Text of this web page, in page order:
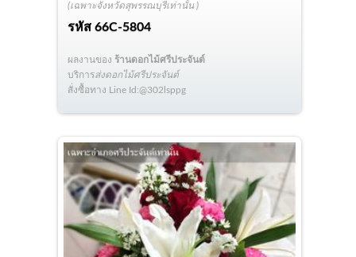
(เฉพาะจังหวัดสุพรรณบุรีเท่านั้น )
รหัส66C-5804
ผลงานของ ร้านดอกไม้ศรีประจันต์
บริการส่งดอกไม้ศรีประจันต์
สั่งซื้อทาง Line Id:@302lsppg